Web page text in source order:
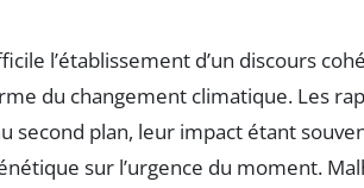
l’établissement d’un discours
du changement climatique. Les
second plan, leur impact étant
sur l’urgence du moment.